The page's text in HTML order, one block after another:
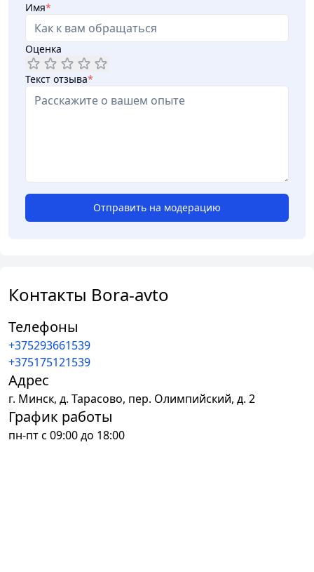
Имя*
Оценка
Текст отзыва*
Отправить на модерацию
Контакты Bora-avto
Телефоны
+375293661539
+375175121539
Адрес
г. Минск, д. Тарасово, пер. Олимпийский, д. 2
График работы
пн-пт с 09:00 до 18:00